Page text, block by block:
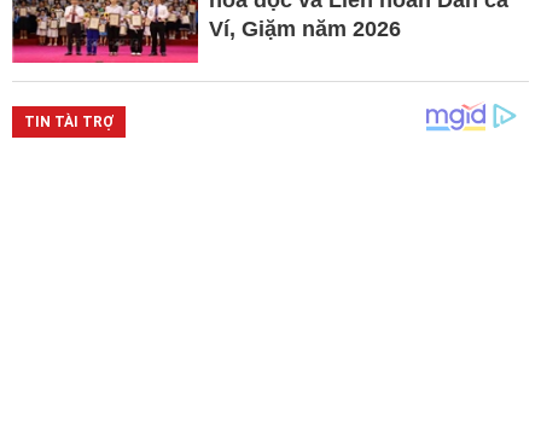
Ví, Giặm năm 2026